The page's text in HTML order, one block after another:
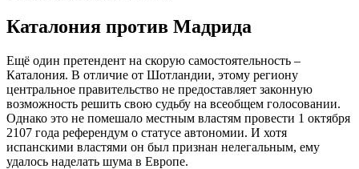
Каталония против Мадрида
Ещё один претендент на скорую самостоятельность –
Каталония. В отличие от Шотландии, этому региону
центральное правительство не предоставляет законную
возможность решить свою судьбу на всеобщем голосовании.
Однако это не помешало местным властям провести 1 октября
2107 года референдум о статусе автономии. И хотя
испанскими властями он был признан нелегальным, ему
удалось наделать шума в Европе.